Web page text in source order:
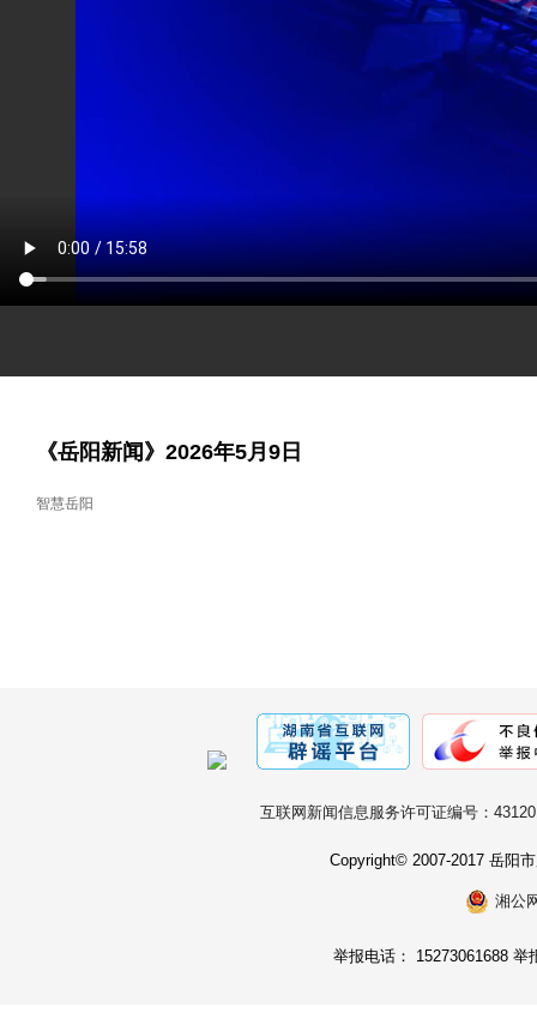
《岳阳新闻》2026年5月9日
智慧岳阳
互联网新闻信息服务许可证编号：
Copyright© 2007-2017 岳阳
湘公
举报电话： 15273061688